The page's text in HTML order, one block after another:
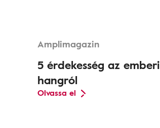
Amplimagazin
5 érdekesség az emberi
hangról
Olvassa el